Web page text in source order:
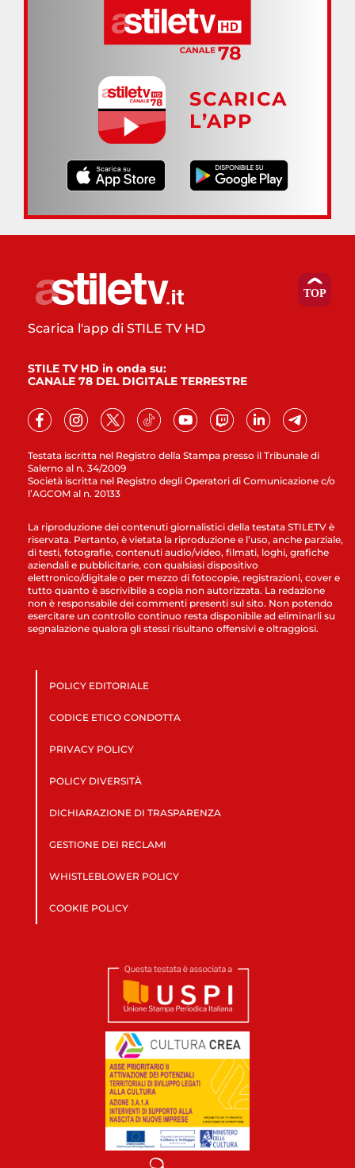
SCARICA
L’APP
Testata iscritta nel Registro della Stampa presso il Tribunale di
Salerno al n. 34/2009
Società iscritta nel Registro degli Operatori di Comunicazione c/o
l’AGCOM al n. 20133
Scarica l'app di STILE TV HD
STILE TV HD in onda su:
CANALE 78 DEL DIGITALE TERRESTRE
La riproduzione dei contenuti giornalistici della testata STILETV è
riservata. Pertanto, è vietata la riproduzione e l’uso, anche parziale,
di testi, fotografie, contenuti audio/video, filmati, loghi, grafiche
aziendali e pubblicitarie, con qualsiasi dispositivo
elettronico/digitale o per mezzo di fotocopie, registrazioni, cover e
tutto quanto è ascrivibile a copia non autorizzata. La redazione
non è responsabile dei commenti presenti sul sito. Non potendo
esercitare un controllo continuo resta disponibile ad eliminarli su
segnalazione qualora gli stessi risultano offensivi e oltraggiosi.
POLICY EDITORIALE
CODICE ETICO CONDOTTA
PRIVACY POLICY
POLICY DIVERSITÀ
DICHIARAZIONE DI TRASPARENZA
GESTIONE DEI RECLAMI
WHISTLEBLOWER POLICY
COOKIE POLICY